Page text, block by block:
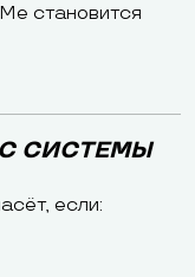
становится
СИСТЕМЫ
если: